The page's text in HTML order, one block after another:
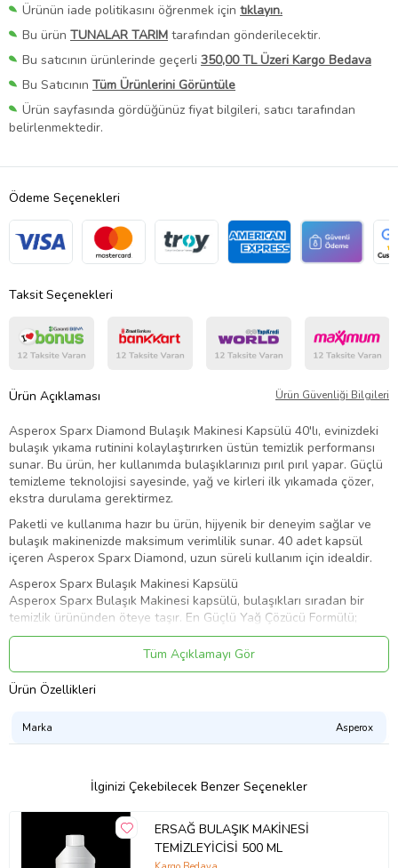
Ürünün iade politikasını öğrenmek için tıklayın.
Bu ürün TUNALAR TARIM tarafından gönderilecektir.
Bu satıcının ürünlerinde geçerli 350,00 TL Üzeri Kargo Bedava
Bu Satıcının Tüm Ürünlerini Görüntüle
Ürün sayfasında gördüğünüz fiyat bilgileri, satıcı tarafından
belirlenmektedir.
Ödeme Seçenekleri
Taksit Seçenekleri
Ürün Açıklaması Ürün Güvenliği Bilgileri
Asperox Sparx Diamond Bulaşık Makinesi Kapsülü 40'lı, evinizdeki
bulaşık yıkama rutinini kolaylaştırırken üstün temizlik performansı
sunar. Bu ürün, her kullanımda bulaşıklarınızı pırıl pırıl yapar. Güçlü
temizleme teknolojisi sayesinde, yağ ve kirleri ilk yıkamada çözer,
ekstra durulama gerektirmez.
Paketli ve kullanıma hazır bu ürün, hijyenik bir deneyim sağlar ve
bulaşık makinenizde maksimum verimlilik sunar. 40 adet kapsül
içeren Asperox Sparx Diamond, uzun süreli kullanım için idealdir.
Asperox Sparx Bulaşık Makinesi Kapsülü
Asperox Sparx Bulaşık Makinesi kapsülü, bulaşıkları sıradan bir
temizlik ürününden öteye taşır. En Güçlü Yağ Çözücü Formülü;
Sirke, Limon ve karbonatla birleştirerek en güçlü performansı
sunar. Zorlu yemek lekelerini, inatçı yağları ve kalıntıları etkili bir
şekilde çözerken, lekeleri yok ederek bulaşıklarınıza mükemmel
parlaklık kazandırır.
gösterir.
Asperox Sparx Bulaşık Makinesi Kapsülünü makinenin deterjan
gözüne koyup kapatın. Sadece kuru elle temas edin. Kapsülü
açmaya çalışmayın veya delmeyin ve ikiye bölmeye çalışmayın.
Kapsülü yerleştirmeden önce deterjan gözünün kuru olduğundan
emin olun. Her kapsül kullanımından sonra ürünün paketini kapatın.
Eğer ürün makinenizin deterjan gözüne sığmıyorsa, kapsülü
Tüm Açıklamayı Gör
Ürün Özellikleri
Marka Asperox
İlginizi Çekebilecek Benzer Seçenekler
ERSAĞ BULAŞIK MAKİNESİ
TEMİZLEYİCİSİ 500 ML